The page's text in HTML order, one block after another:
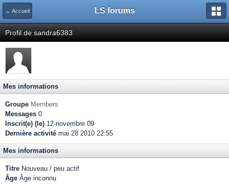
← Accueil LS forums
Profil de sandra6383
Mes informations
Groupe Members
Messages 0
Inscrit(e) (le) 12-novembre 09
Dernière activité mai 28 2010 22:55
Mes informations
Titre Nouveau / peu actif
Âge Âge inconnu